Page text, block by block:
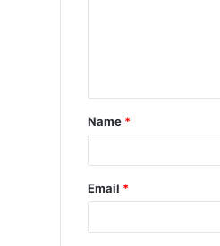
Name *
Email *